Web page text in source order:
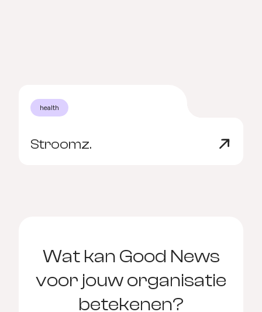
health
Stroomz.
Wat kan Good News
voor jouw organisatie
betekenen?